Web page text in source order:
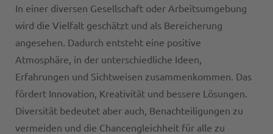
In einer diversen Gesellschaft oder Arbeitsumgebung
wird die Vielfalt geschätzt und als Bereicherung
angesehen. Dadurch entsteht eine positive
Atmosphäre, in der unterschiedliche Ideen,
Erfahrungen und Sichtweisen zusammenkommen. Das
fördert Innovation, Kreativität und bessere Lösungen.
Diversität bedeutet aber auch, Benachteiligungen zu
vermeiden und die Chancengleichheit für alle zu